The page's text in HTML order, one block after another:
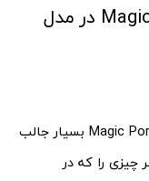
معرفی ویژگی‌های برجسته MagicOS 9 در مدل
در میان ویژگی‌های MagicOS 9، قابلیت Magic Portal بسیار جالب
چیزی را که در